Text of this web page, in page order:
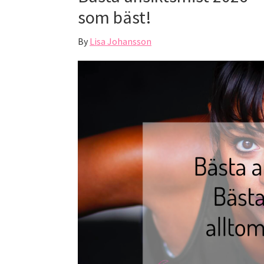
som bäst!
By Lisa Johansson